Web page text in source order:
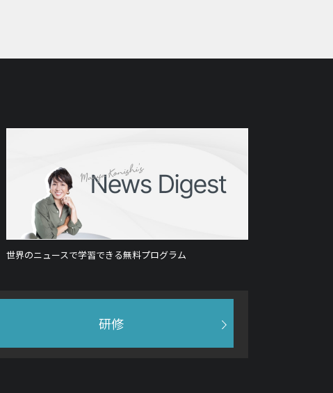
世界のニュースで学習できる無料プログラム
研修